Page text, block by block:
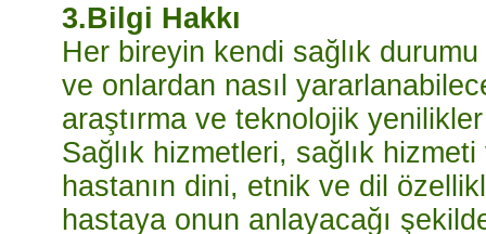
3.Bilgi Hakkı
Her bireyin kendi sağlık
ve onlardan nasıl
araştırma ve teknolojik
Sağlık hizmetleri, sağlık
hastanın dini, etnik ve dil
hastaya onun anlayacağı